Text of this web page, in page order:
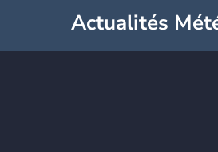
Actualités